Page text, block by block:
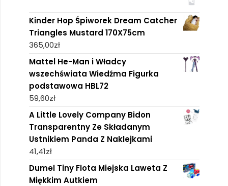
Kinder Hop Śpiworek Dream Catcher
Triangles Mustard 170X75cm
365,00zł
Mattel He-Man i Władcy
wszechświata Wiedźma Figurka
podstawowa HBL72
59,60zł
A Little Lovely Company Bidon
Transparentny Ze Składanym
Ustnikiem Panda Z Naklejkami
41,41zł
Dumel Tiny Flota Miejska Laweta Z
Miękkim Autkiem